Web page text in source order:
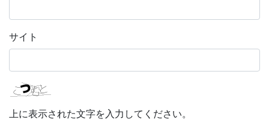
サイト
上に表示された文字を入力してください。